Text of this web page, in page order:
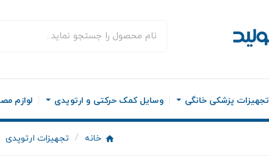
تجهیزات پزشکی خانگی وسایل کمک حرکتی و ارتوپدی لوازم
خانه تجهیزات ارتوپدی